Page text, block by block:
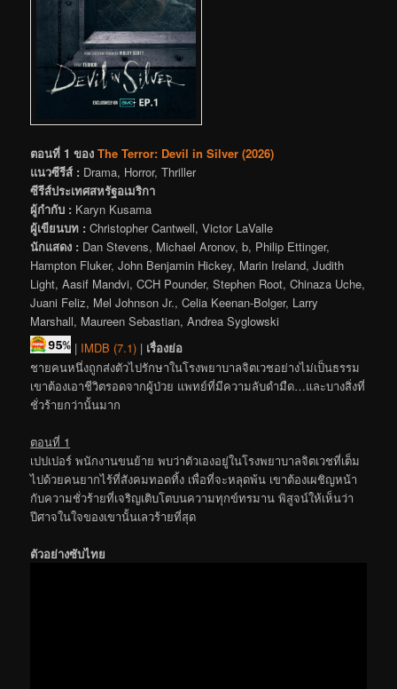
ตอนที่ 1 ของ The Terror: Devil in Silver (2026)
แนวซีรีส์ : Drama, Horror, Thriller
ซีรีส์ประเทศสหรัฐอเมริกา
ผู้กำกับ : Karyn Kusama
ผู้เขียนบท : Christopher Cantwell, Victor LaValle
นักแสดง : Dan Stevens, Michael Aronov, b, Philip Ettinger,
Hampton Fluker, John Benjamin Hickey, Marin Ireland, Judith
Light, Aasif Mandvi, CCH Pounder, Stephen Root, Chinaza Uche,
Juani Feliz, Mel Johnson Jr., Celia Keenan-Bolger, Larry
Marshall, Maureen Sebastian, Andrea Syglowski
| IMDB (7.1)| เรื่องย่อ
ชายคนหนึ่งถูกส่งตัวไปรักษาในโรงพยาบาลจิตเวชอย่างไม่เป็นธรรม
เขาต้องเอาชีวิตรอดจากผู้ป่วย แพทย์ที่มีความลับดำมืด…และบางสิ่งที่
ชั่วร้ายกว่านั้นมาก
ตอนที่ 1
เปปเปอร์ พนักงานขนย้าย พบว่าตัวเองอยู่ในโรงพยาบาลจิตเวชที่เต็ม
ไปด้วยคนยากไร้ที่สังคมทอดทิ้ง เพื่อที่จะหลุดพ้น เขาต้องเผชิญหน้า
กับความชั่วร้ายที่เจริญเติบโตบนความทุกข์ทรมาน พิสูจน์ให้เห็นว่า
ปีศาจในใจของเขานั้นเลวร้ายที่สุด
ตัวอย่างซับไทย